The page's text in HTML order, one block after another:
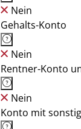
Nein
Gehalts-Konto
Nein
Rentner-Konto
Nein
Konto mit